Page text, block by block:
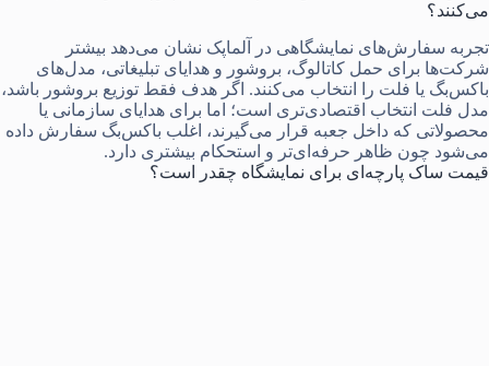
می‌کنند؟
تجربه سفارش‌های نمایشگاهی در آلماپک نشان می‌دهد بیشتر
شرکت‌ها برای حمل کاتالوگ، بروشور و هدایای تبلیغاتی، مدل‌های
باکس‌بگ یا فلت را انتخاب می‌کنند. اگر هدف فقط توزیع بروشور باشد،
مدل فلت انتخاب اقتصادی‌تری است؛ اما برای هدایای سازمانی یا
محصولاتی که داخل جعبه قرار می‌گیرند، اغلب باکس‌بگ سفارش داده
می‌شود چون ظاهر حرفه‌ای‌تر و استحکام بیشتری دارد.
قیمت ساک پارچه‌ای برای نمایشگاه چقدر است؟